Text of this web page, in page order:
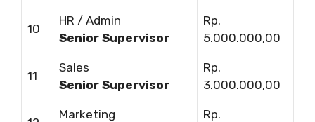
10
HR / Admin
Senior Supervisor
Rp.
5.000.000,00
11
Sales
Senior Supervisor
Rp.
3.000.000,00
Marketing Rp.